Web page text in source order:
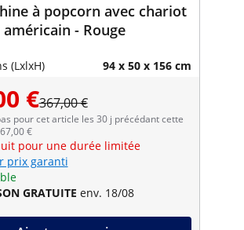
à popcorn avec chariot
américain - Rouge
(LxlxH) 94 x 50 x 156 cm
€367,00 €
pour cet article les 30 j précédant cette
€
pour une durée limitée
prix garanti
GRATUITE env. 18/08